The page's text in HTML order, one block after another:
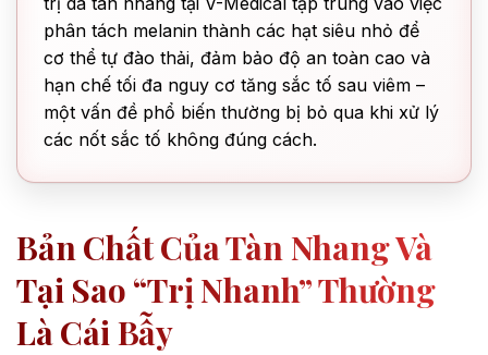
phân tách melanin thành các hạt siêu nhỏ để
cơ thể tự đào thải, đảm bảo độ an toàn cao và
hạn chế tối đa nguy cơ tăng sắc tố sau viêm –
một vấn đề phổ biến thường bị bỏ qua khi xử lý
các nốt sắc tố không đúng cách.
Bản Chất Của Tàn Nhang Và
Tại Sao “trị Nhanh” Thường
Là Cái Bẫy